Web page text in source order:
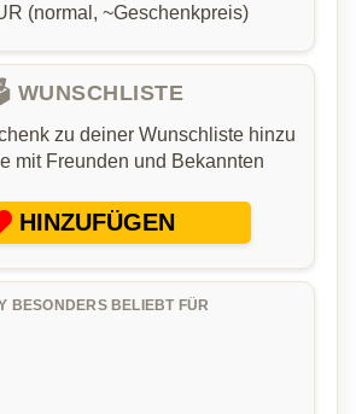
(normal, ~Geschenkpreis)
WUNSCHLISTE
zu deiner Wunschliste hinzu
mit Freunden und Bekannten
HINZUFÜGEN
BESONDERS BELIEBT FÜR